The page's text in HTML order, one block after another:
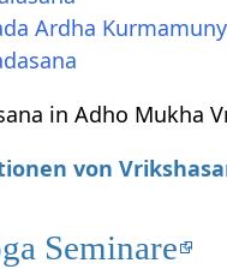
Ardha
in Adho Mukha
von
Seminare